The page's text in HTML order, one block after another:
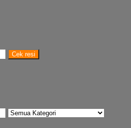
Cek resi